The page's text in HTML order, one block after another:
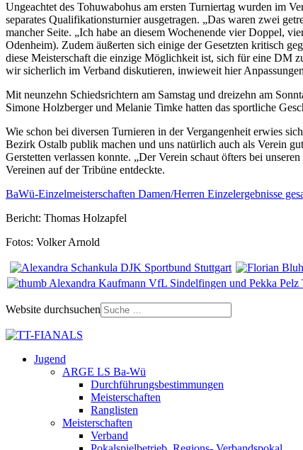
Ungeachtet des Tohuwabohus am ersten Turniertag wurden im
separates Qualifikationsturnier ausgetragen. „Das waren zwei
mancher Seite. „Ich habe an diesem Wochenende vier Doppel,
Odenheim). Zudem äußerten sich einige der Gesetzten kritisch
diese Meisterschaft die einzige Möglichkeit ist, sich für eine DM
wir sicherlich im Verband diskutieren, inwieweit hier
Mit neunzehn Schiedsrichtern am Samstag und dreizehn am
Simone Holzberger und Melanie Timke hatten das sportliche
Wie schon bei diversen Turnieren in der Vergangenheit erwies
Bezirk Ostalb publik machen und uns natürlich auch als Verein
Gerstetten verlassen konnte. „Der Verein schaut öfters bei
Vereinen auf der Tribüne entdeckte.
BaWü-Einzelmeisterschaften Damen/Herren Einzelergebnisse
Bericht: Thomas Holzapfel
Fotos: Volker Arnold
Website durchsuchen
Jugend
ARGE LS Ba-Wü
Durchführungsbestimmungen
Meisterschaften
Ranglisten
Meisterschaften
Verband